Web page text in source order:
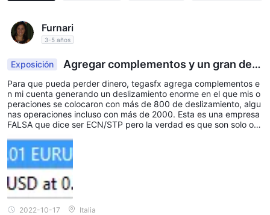
Furnari
3-5 años
Exposición
Agregar complementos y un gran desl
izamiento en mi cuenta
Para que pueda perder dinero, tegasfx agrega complementos e
n mi cuenta generando un deslizamiento enorme en el que mis o
peraciones se colocaron con más de 800 de deslizamiento, algu
nas operaciones incluso con más de 2000. Esta es una empresa
FALSA que dice ser ECN/STP pero la verdad es que son solo otr
so de complementos.
2022-10-17 Italia